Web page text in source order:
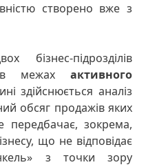
створено вже з
бізнес-підрозділів
в межах активного
здійснюється аналіз
обсяг продажів яких
передбачає, зокрема,
що не відповідає
з точки зору